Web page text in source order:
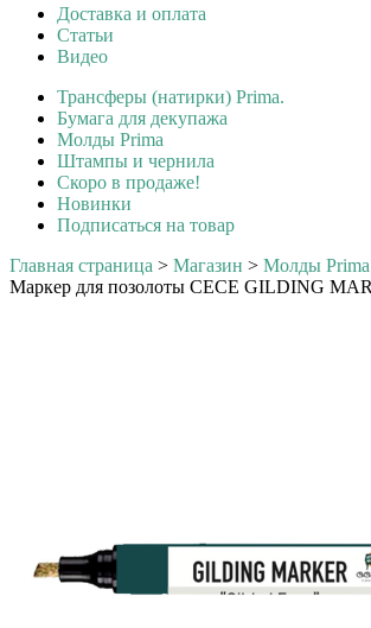
Доставка и оплата
Статьи
Видео
Трансферы (натирки) Prima.
Бумага для декупажа
Молды Prima
Штампы и чернила
Скоро в продаже!
Новинки
Подписаться на товар
Главная страница > Магазин > Молды Prima
Маркер для позолоты CECE GILDING